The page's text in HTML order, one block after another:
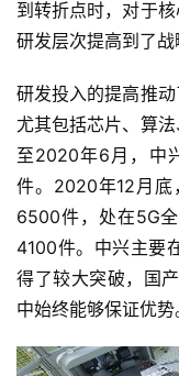
到转折点时，对于
研发层次提高到了战
研发投入的提高推动
尤其包括芯片、算
至2020年6月，中
件。2020年12月底
6500件，处在5G
4100件。中兴主要
得了较大突破，国
中始终能够保证优势